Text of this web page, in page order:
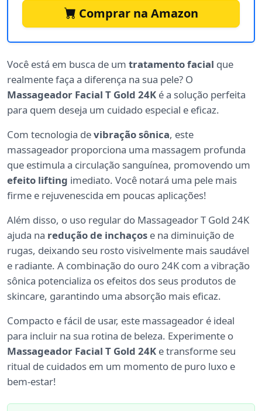
Comprar na Amazon
Você está em busca de um tratamento facial que
realmente faça a diferença na sua pele? O
Massageador Facial T Gold 24K é a solução perfeita
para quem deseja um cuidado especial e eficaz.
Com tecnologia devibração sônica, este
massageador proporciona uma massagem profunda
que estimula a circulação sanguínea, promovendo um
efeito lifting imediato. Você notará uma pele mais
firme e rejuvenescida em poucas aplicações!
Além disso, o uso regular do Massageador T Gold 24K
ajuda na redução de inchaços e na diminuição de
rugas, deixando seu rosto visivelmente mais saudável
e radiante. A combinação do ouro 24K com a vibração
sônica potencializa os efeitos dos seus produtos de
skincare, garantindo uma absorção mais eficaz.
Compacto e fácil de usar, este massageador é ideal
para incluir na sua rotina de beleza. Experimente o
Massageador Facial T Gold 24K e transforme seu
ritual de cuidados em um momento de puro luxo e
bem-estar!